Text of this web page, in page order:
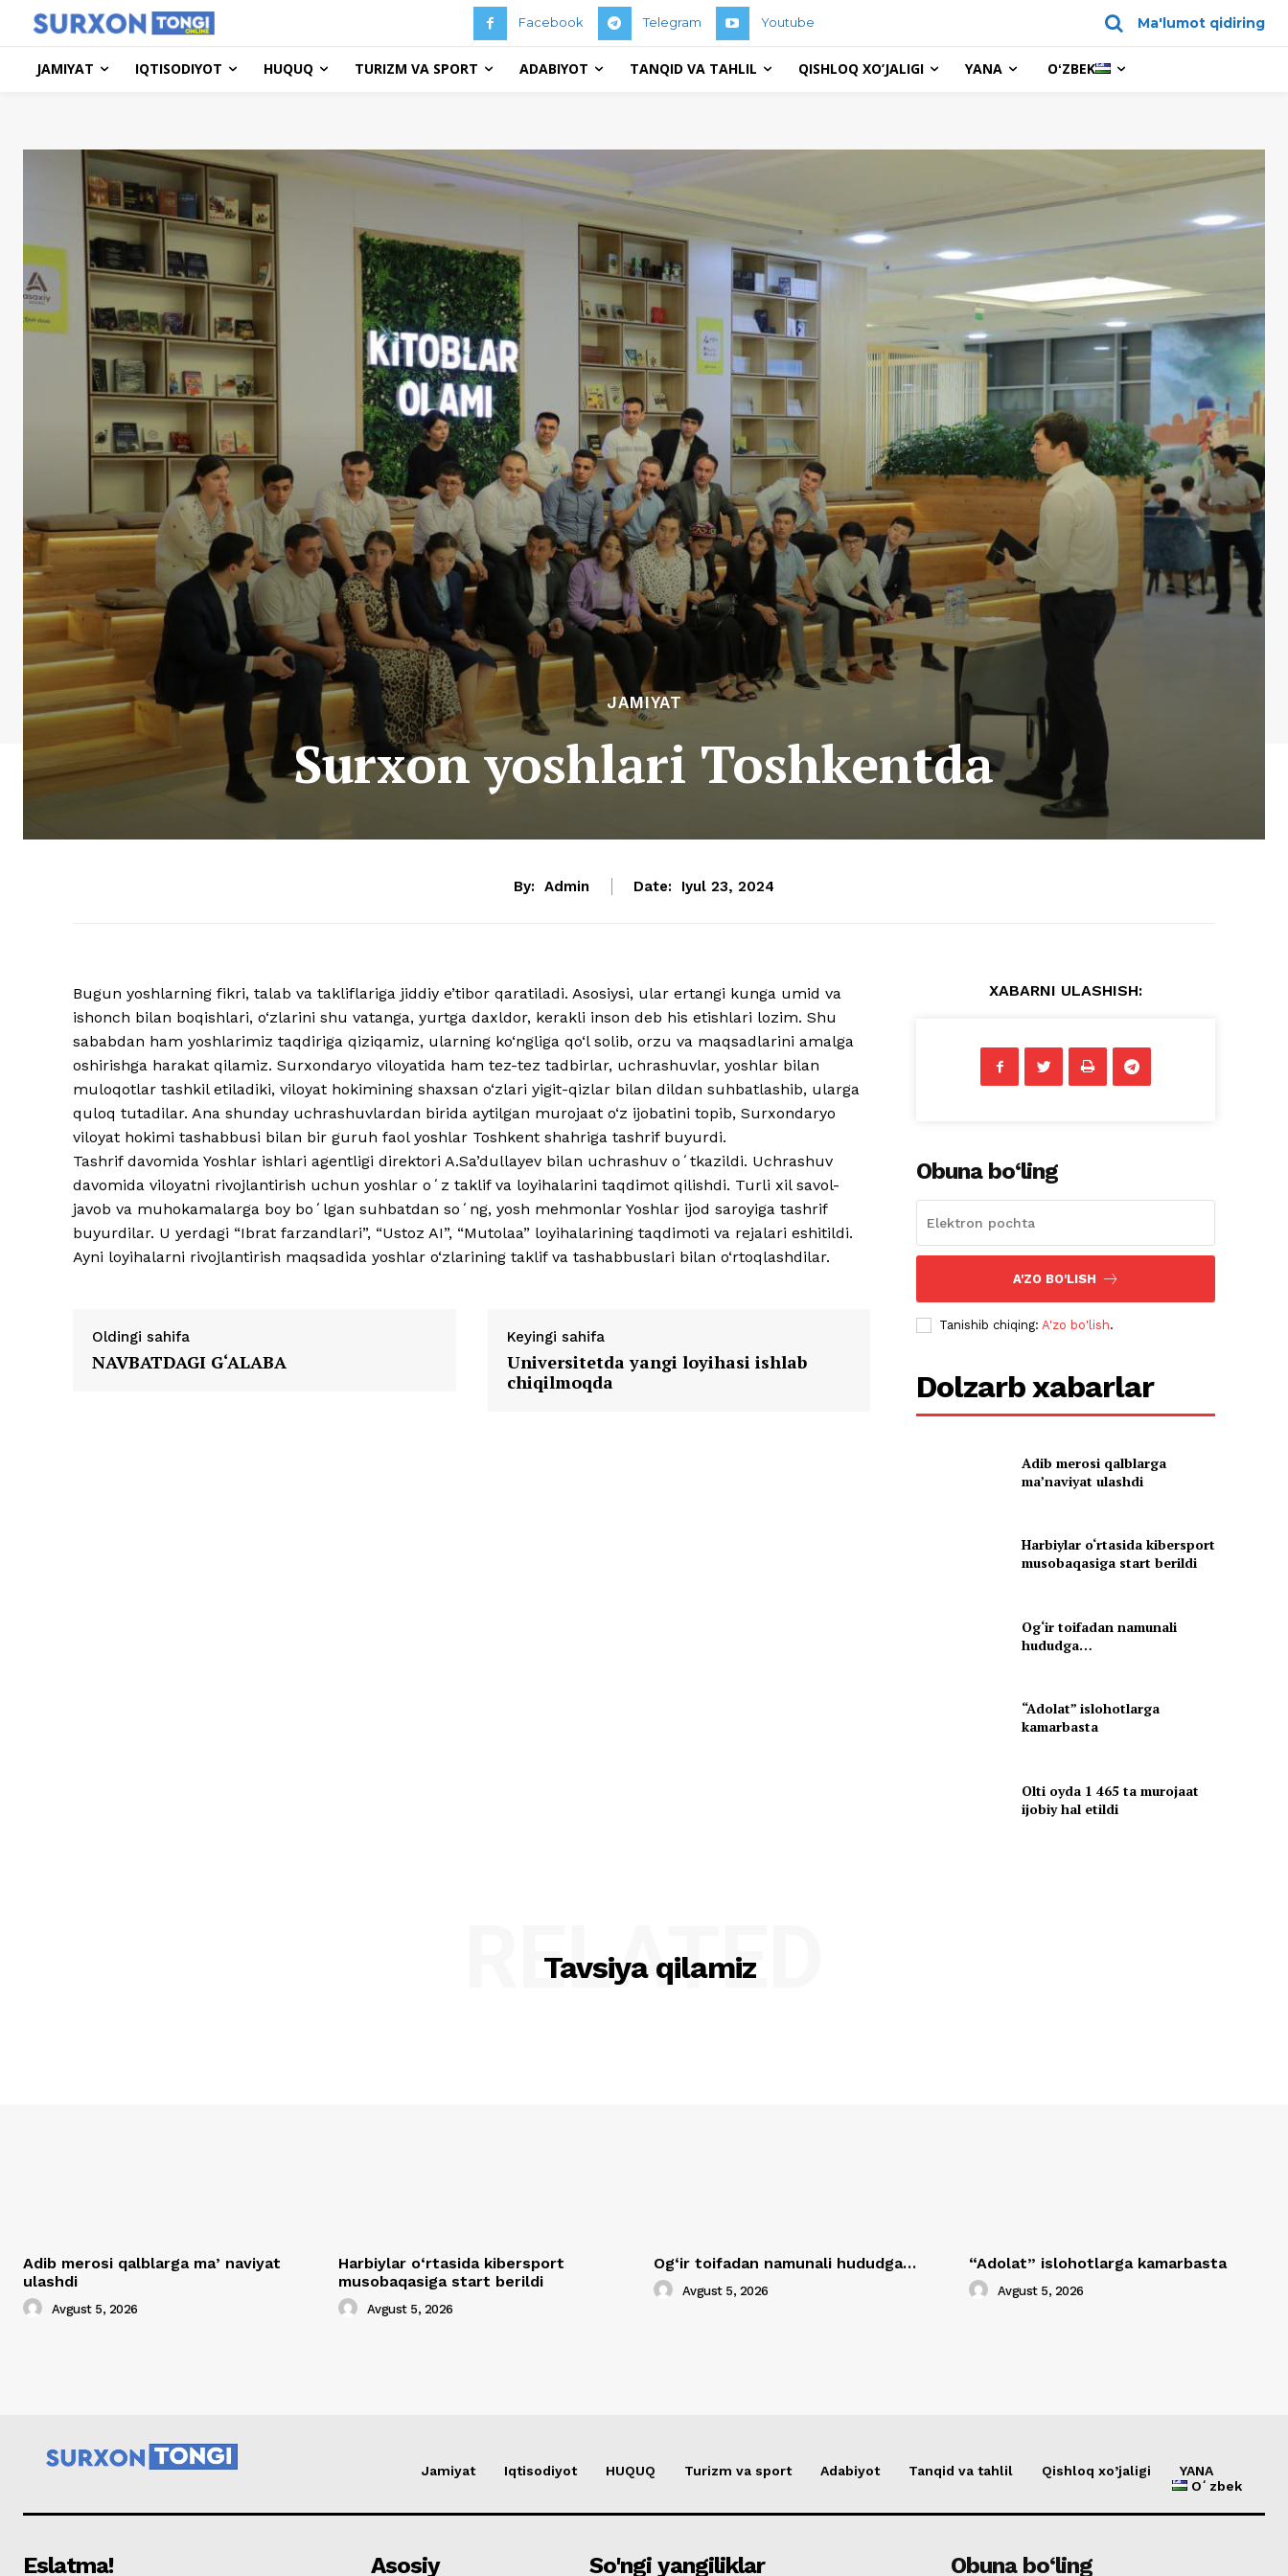
Facebook Telegram Youtube Ma'lumot qidiring
JAMIYAT IQTISODIYOT HUQUQ TURIZM VA SPORT ADABIYOT TANQID VA TAHLIL QISHLOQ XO’JALIGI YANA OʻZBEK
JAMIYAT
Surxon yoshlari Toshkentda
By: Admin Date: Iyul 23, 2024
Bugun yoshlarning fikri, talab va takliflariga jiddiy e’tibor qaratiladi. Asosiysi, ular ertangi kunga umid va
ishonch bilan boqishlari, o‘zlarini shu vatanga, yurtga daxldor, kerakli inson deb his etishlari lozim. Shu
sababdan ham yoshlarimiz taqdiriga qiziqamiz, ularning ko‘ngliga qo‘l solib, orzu va maqsadlarini amalga
oshirishga harakat qilamiz. Surxondaryo viloyatida ham tez-tez tadbirlar, uchrashuvlar, yoshlar bilan
muloqotlar tashkil etiladiki, viloyat hokimining shaxsan o‘zlari yigit-qizlar bilan dildan suhbatlashib, ularga
quloq tutadilar. Ana shunday uchrashuvlardan birida aytilgan murojaat o‘z ijobatini topib, Surxondaryo
viloyat hokimi tashabbusi bilan bir guruh faol yoshlar Toshkent shahriga tashrif buyurdi.
Tashrif davomida Yoshlar ishlari agentligi direktori A.Sa’dullayev bilan uchrashuv oʻtkazildi. Uchrashuv
davomida viloyatni rivojlantirish uchun yoshlar oʻz taklif va loyihalarini taqdimot qilishdi. Turli xil savol-
javob va muhokamalarga boy boʻlgan suhbatdan soʻng, yosh mehmonlar Yoshlar ijod saroyiga tashrif
buyurdilar. U yerdagi “Ibrat farzandlari”, “Ustoz AI”, “Mutolaa” loyihalarining taqdimoti va rejalari eshitildi.
Ayni loyihalarni rivojlantirish maqsadida yoshlar o‘zlarining taklif va tashabbuslari bilan o‘rtoqlashdilar.
Oldingi sahifa
NAVBATDAGI G‘ALABA
Keyingi sahifa
Universitetda yangi loyihasi ishlab
chiqilmoqda
XABARNI ULASHISH:
Obuna bo‘ling
A'ZO BO'LISH
Tanishib chiqing:A'zo bo'lish.
Dolzarb xabarlar
Adib merosi qalblarga
maʼnaviyat ulashdi
Harbiylar o‘rtasida kibersport
musobaqasiga start berildi
Og‘ir toifadan namunali
hududga…
“Adolat” islohotlarga
kamarbasta
Olti oyda 1 465 ta murojaat
ijobiy hal etildi
Tavsiya qilamiz
RELATED
Adib merosi qalblarga maʼnaviyat
ulashdi
Avgust 5, 2026
Harbiylar o‘rtasida kibersport
musobaqasiga start berildi
Avgust 5, 2026
Og‘ir toifadan namunali hududga…
Avgust 5, 2026
“Adolat” islohotlarga kamarbasta
Avgust 5, 2026
Jamiyat Iqtisodiyot HUQUQ Turizm va sport Adabiyot Tanqid va tahlil Qishloq xo’jaligi
YANA
Oʻzbek
Eslatma! Asosiy So'ngi yangiliklar Obuna bo‘ling